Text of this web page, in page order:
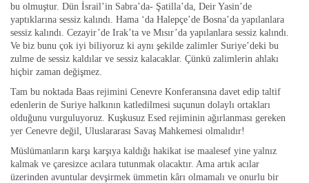
bu olmuştur. Dün İsrail’in Sabra’da- Şatilla’da, Deir Yasin’de
yaptıklarına sessiz kalındı. Hama ‘da Halepçe’de Bosna’da yapılanlara
sessiz kalındı. Cezayir’de Irak’ta ve Mısır’da yapılanlara sessiz kalındı.
Ve biz bunu çok iyi biliyoruz ki aynı şekilde zalimler Suriye’deki bu
zulme de sessiz kaldılar ve sessiz kalacaklar. Çünkü zalimlerin ahlakı
hiçbir zaman değişmez.
Tam bu noktada Baas rejimini Cenevre Konferansına davet edip taltif
edenlerin de Suriye halkının katledilmesi suçunun dolaylı ortakları
olduğunu vurguluyoruz. Kuşkusuz Esed rejiminin ağırlanması gereken
yer Cenevre değil, Uluslararası Savaş Mahkemesi olmalıdır!
Müslümanların karşı karşıya kaldığı hakikat ise maalesef yine yalnız
kalmak ve çaresizce acılara tutunmak olacaktır. Ama artık acılar
üzerinden avuntular devşirmek ümmetin kârı olmamalı ve onurlu bir